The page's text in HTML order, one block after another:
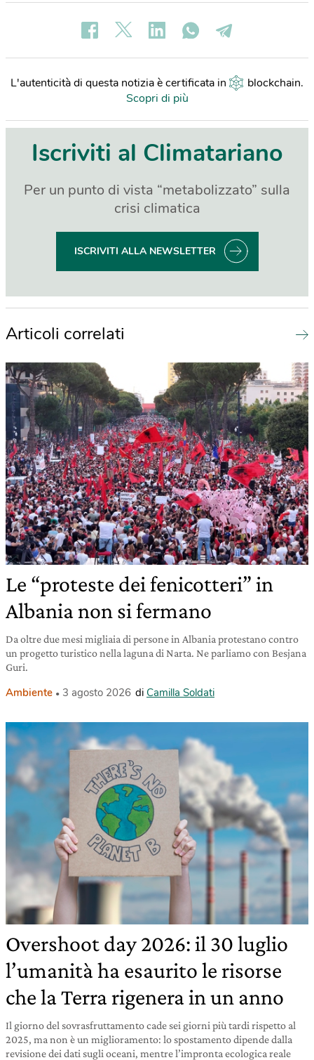
L'autenticità di questa notizia è certificata in blockchain.
Scopri di più
Iscriviti al Climatariano
Per un punto di vista “metabolizzato” sulla
crisi climatica
ISCRIVITI ALLA NEWSLETTER
Articoli correlati
Le “proteste dei fenicotteri” in
Albania non si fermano
Da oltre due mesi migliaia di persone in Albania protestano contro
un progetto turistico nella laguna di Narta. Ne parliamo con Besjana
Guri.
Ambiente 3 agosto 2026 di Camilla Soldati
Overshoot day 2026: il 30 luglio
l’umanità ha esaurito le risorse
che la Terra rigenera in un anno
Il giorno del sovrasfruttamento cade sei giorni più tardi rispetto al
2025, ma non è un miglioramento: lo spostamento dipende dalla
revisione dei dati sugli oceani, mentre l’impronta ecologica reale